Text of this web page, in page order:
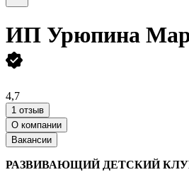
ИП Урюпина
4,7
1 отзыв
О компании
Вакансии
РАЗВИВАЮЩИЙ ДЕТСКИЙ